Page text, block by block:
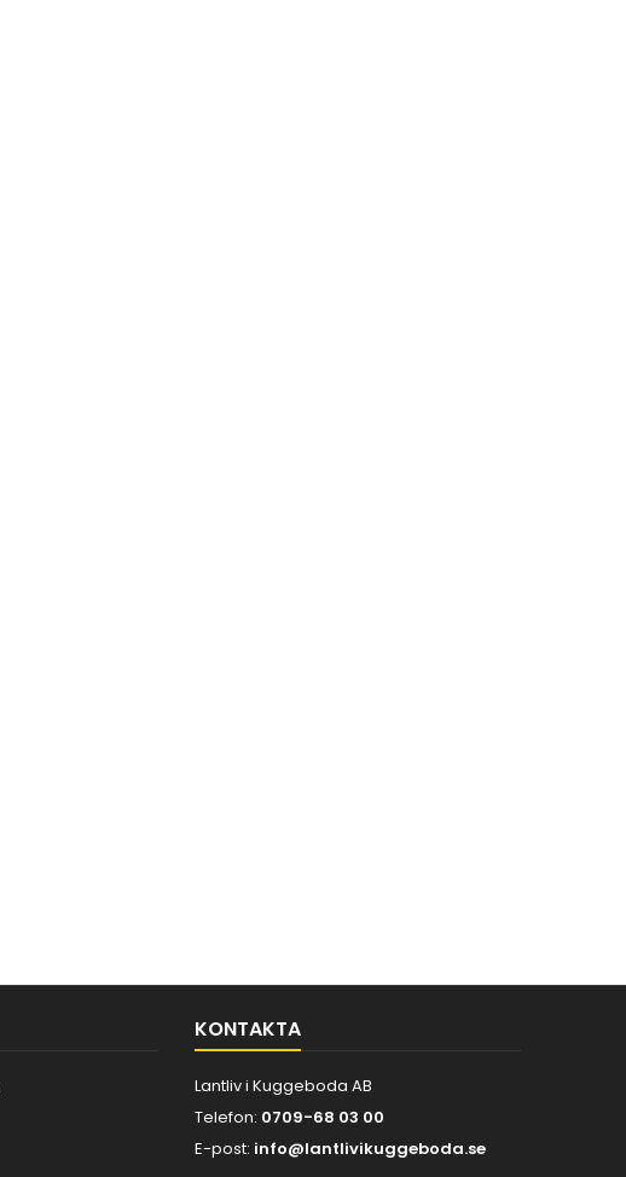
KONTAKTA
Lantliv i Kuggeboda AB
Telefon: 0709-68 03 00
E-post: info@lantlivikuggeboda.se